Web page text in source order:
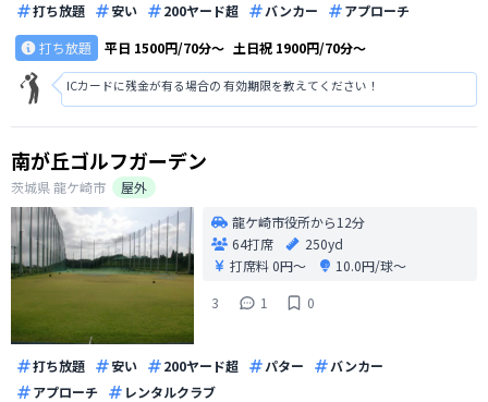
打ち放題 安い 200ヤード超 バンカー
アプローチ
打ち放題
平日 1500円/70分〜 土日祝 1900円/70分〜
ICカードに残金が有る場合の 有効期限を教えてください！
南が丘ゴルフガーデン
茨城県龍ケ崎市
屋外
龍ケ崎市役所から12分
64打席
250yd
打席料0円〜
10.0円/球〜
3
1 0
打ち放題 安い 200ヤード超 パター
バンカー
アプローチ
レンタルクラブ